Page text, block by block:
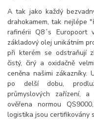
A tak jako každý
drahokamem, tak nejlépe
rafinérii Q8´s Europoort
základový olej unikátním
při kterém se odstraňují
čistý, čirý a oxidačně
ceněna našimi zákazníky.
po delší dobu,
průmyslových zařízení,
ověřena normou
logistika jsou certifikovány